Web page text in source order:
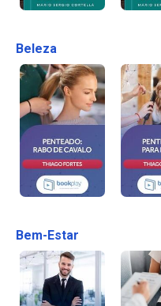
Beleza
Bem-Estar